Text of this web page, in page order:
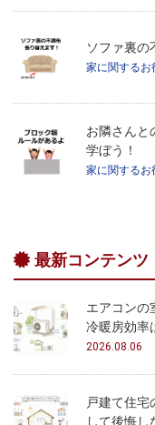
ソファ裏の
家に関するお
お隣さんと
学ぼう！
家に関するお
最新コンテンツ
エアコンの
冷暖房効率
2026.08.06
戸建て住
して後悔し